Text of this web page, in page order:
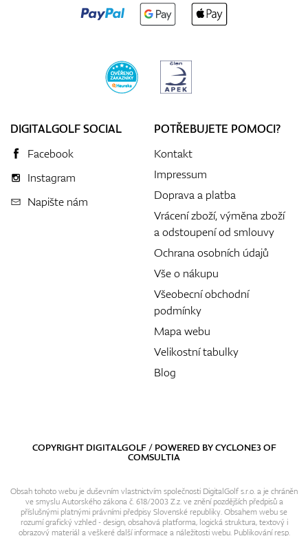
DIGITALGOLF SOCIAL
Facebook
Instagram
Napište nám
POTŘEBUJETE POMOCI?
Kontakt
Impressum
Doprava a platba
Vrácení zboží, výměna zboží
a odstoupení od smlouvy
Ochrana osobních údajů
Vše o nákupu
Všeobecní obchodní
podmínky
Mapa webu
Velikostní tabulky
Blog
COPYRIGHT DIGITALGOLF / POWERED BYCYCLONE3OF
COMSULTIA
Obsah tohoto webu je duševním vlastnictvím společnosti DigitalGolf s.r.o. a je chráněn
ve smyslu Autorského zákona č. 618/2003 Z.z. ve znění pozdějších předpisů a
příslušnými platnými právními předpisy Slovenské republiky. Obsahem webu se
rozumí grafický vzhled - design, obsahová platforma, logická struktura, textový i
obrazový materiál a veškeré další informace a náležitosti webu. Publikování resp.